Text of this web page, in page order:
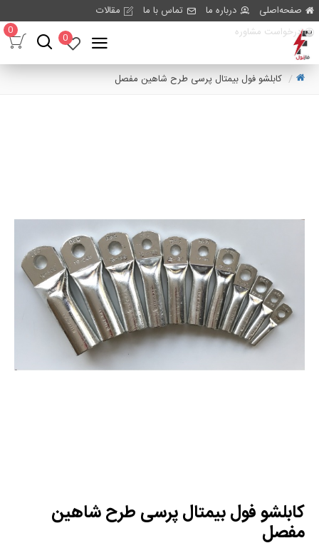
صفحه‌اصلی درباره ما تماس با ما
مقالات
درخواست مشاوره
0
0
کابلشو فول بیمتال پرسی طرح شاهین مفصل
کابلشو فول بیمتال پرسی طرح شاهین
مفصل